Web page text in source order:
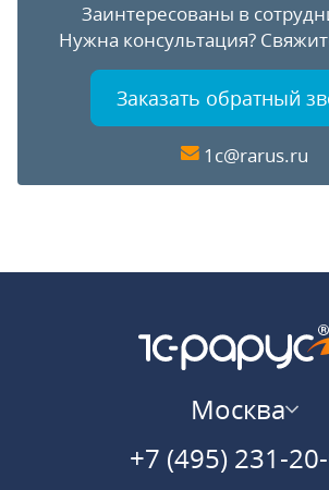
Заинтересованы в
Нужна консультация?
Заказать обратный
1c@rarus.ru
Москва
+7 (495) 231-